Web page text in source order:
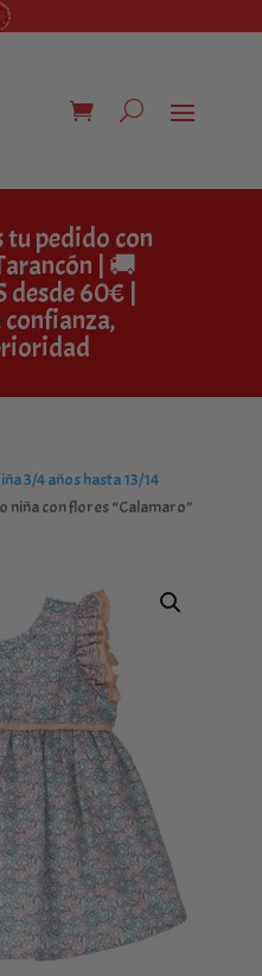
pedido con
| 🚚
desde 60€ |
confianza,
3/4 años hasta 13/14
niña con flores “Calamaro”